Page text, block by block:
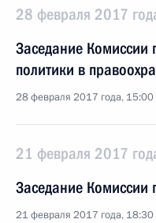
28 февраля 2017
Заседание Комиссии
политики в
28 февраля 2017 года, 15:00
21 февраля 2017
Заседание Комиссии
21 февраля 2017 года, 18:30